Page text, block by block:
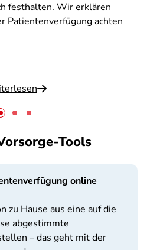
festhalten. Wir erklären
Patientenverfügung achten
Tools
online
zu Hause aus eine auf die
abgestimmte
– das geht mit der